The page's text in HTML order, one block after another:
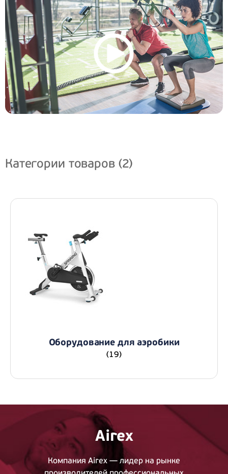
Категории товаров (2)
Оборудование для аэробики
(19)
Airex
Компания Airex — лидер на рынке